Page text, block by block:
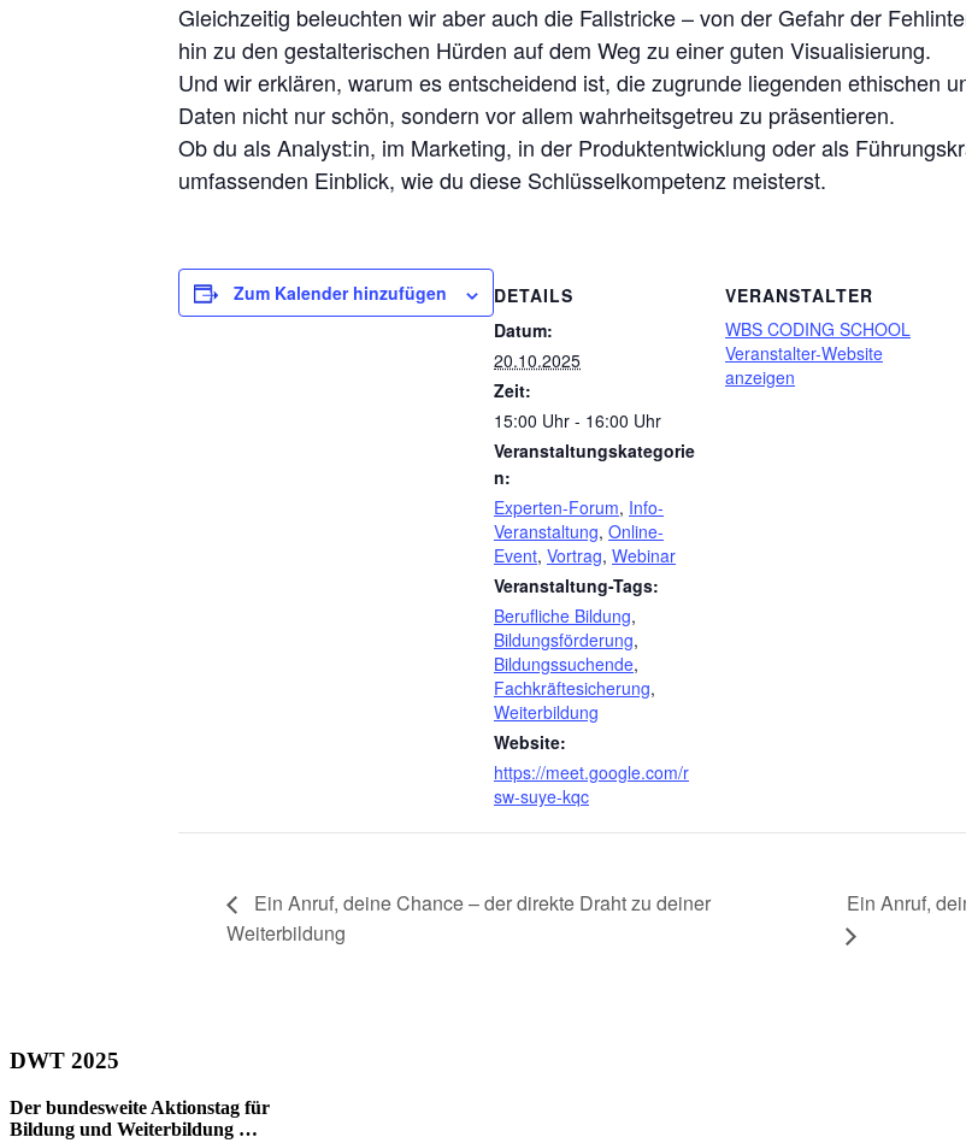
Gleichzeitig beleuchten wir aber auch die Fallstricke – von der Gefahr der
hin zu den gestalterischen Hürden auf dem Weg zu einer guten Visualisierung.
Und wir erklären, warum es entscheidend ist, die zugrunde liegenden ethischen
Daten nicht nur schön, sondern vor allem wahrheitsgetreu zu präsentieren.
Ob du als Analyst:in, im Marketing, in der Produktentwicklung oder als
umfassenden Einblick, wie du diese Schlüsselkompetenz meisterst.
Zum Kalender hinzufügen
DETAILS
Datum:
20.10.2025
Zeit:
15:00 Uhr - 16:00 Uhr
Veranstaltungskategorie
n:
Experten-Forum, Info-
Veranstaltung, Online-
Event, Vortrag, Webinar
Veranstaltung-Tags:
Berufliche Bildung,
Bildungsförderung,
Bildungssuchende,
Fachkräftesicherung,
Weiterbildung
Website:
https://meet.google.com/r
sw-suye-kqc
VERANSTALTER
WBS CODING SCHOOL
Veranstalter-Website
anzeigen
Ein Anruf, deine Chance – der direkte Draht zu deiner
Weiterbildung
Ein Anruf,
DWT 2025
Der bundesweite Aktionstag für
Bildung und Weiterbildung …